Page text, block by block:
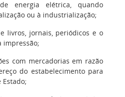
energia elétrica, quando
ou à industrialização;
livros, jornais, periódicos e o
impressão;
com mercadorias em razão
do estabelecimento para